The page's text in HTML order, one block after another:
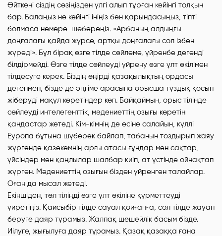
Өйткені сіздің сөзіңізден үлгі алып тұрған кейінгі толқын
бар. Балаңыз не кейінгі ініңіз бен қарындасыңыз, тіпті
болмаса немере-шөбереңіз. «Арбаның алдыңғы
доңғалағы қайда жүрсе, артқы доңғалағы сол ізбен
жүреді». Бұл бірақ өзге тілде сөйлеме, үйренбе дегенді
білдірмейді. Өзге тілде сөйлеуді үйрену өзге ұлт өкілімен
тілдесуге керек. Біздің өңірді қазақылықтың ордасы
дегенмен, бізде де әңгіме арасына орысша тұздық қосып
жіберуді мақұл көретіндер көп. Байқаймын, орыс тілінде
сөйлеуді интелегенттік, мәдениеттің озығы көретін
қандастар жетеді. Кім-кімнің де есіне салайын, күллі
Еуропа бұтына шүберек байлап, табанын тоздырып жаяу
жүргенде қазекемнің арғы атасы ғұндар мен сақтар,
үйсіндер мен қаңлылар шалбар киіп, ат үстінде ойнақтап
жүрген. Мәдениеттің озығын бізден үйренген талайлар.
Оған да мысал жетеді.
Екіншіден, төл тіліңді өзге ұлт өкіліне құрметтеуді
үйретіңіз. Қайсыбір тілде сауал қойғанға, сол тілде жауап
беруге даяр тұрамыз. Жалпақ шешейлік басым бізде.
Иілуге, жығылуға даяр тұрамыз. Қазақ қазаққа ғана